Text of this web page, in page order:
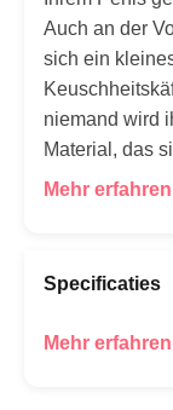
Auch an der
sich ein
niemand wird
Material, das
Mehr erfahren
Specificaties
Mehr erfahren